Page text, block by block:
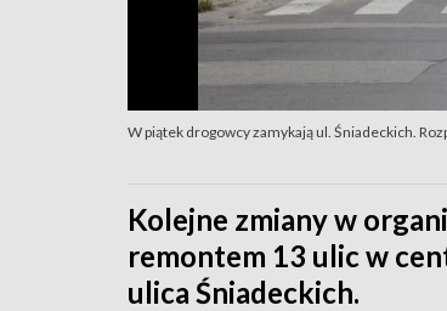
W piątek drogowcy zamykają ul. Śniadeckich.
Kolejne zmiany w
remontem 13 ulic w
ulica Śniadeckich.